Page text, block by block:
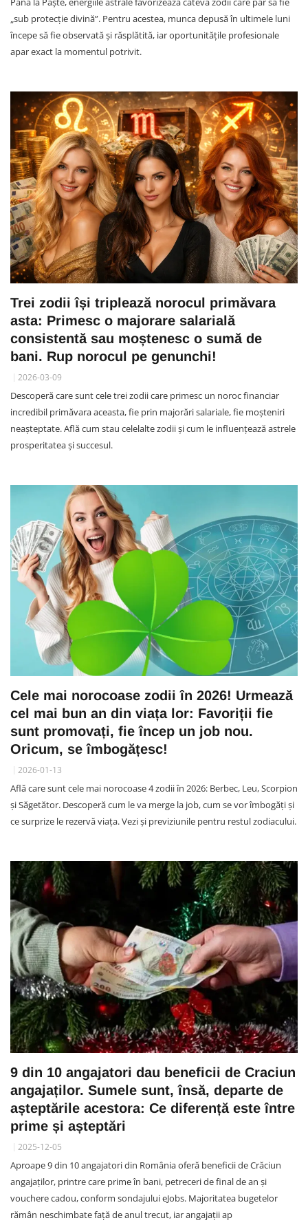
„sub protecție divină”. Pentru acestea, munca depusă în ultimele luni
începe să fie observată și răsplătită, iar oportunitățile profesionale
apar exact la momentul potrivit.
Trei zodii își triplează norocul primăvara
asta: Primesc o majorare salarială
consistentă sau moștenesc o sumă de
bani. Rup norocul pe genunchi!
2026-03-09
Descoperă care sunt cele trei zodii care primesc un noroc financiar
incredibil primăvara aceasta, fie prin majorări salariale, fie moșteniri
neașteptate. Află cum stau celelalte zodii și cum le influențează astrele
prosperitatea și succesul.
Cele mai norocoase zodii în 2026! Urmează
cel mai bun an din viața lor: Favoriții fie
sunt promovați, fie încep un job nou.
Oricum, se îmbogățesc!
2026-01-13
Află care sunt cele mai norocoase 4 zodii în 2026: Berbec, Leu, Scorpion
și Săgetător. Descoperă cum le va merge la job, cum se vor îmbogăți și
ce surprize le rezervă viața. Vezi și previziunile pentru restul zodiacului.
9 din 10 angajatori dau beneficii de Craciun
angajaților. Sumele sunt, însă, departe de
așteptările acestora: Ce diferență este între
prime și așteptări
2025-12-05
Aproape 9 din 10 angajatori din România oferă beneficii de Crăciun
angajaților, printre care prime în bani, petreceri de final de an și
vouchere cadou, conform sondajului eJobs. Majoritatea bugetelor
rămân neschimbate față de anul trecut, iar angajații ap